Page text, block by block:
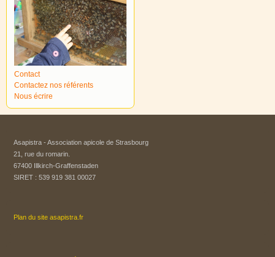
Contact
Contactez nos référents
Nous écrire
Asapistra - Association apicole de Strasbourg​
21, rue du romarin.
67400 Illkirch-Graffenstaden
SIRET : 539 919 381 00027
Plan du site asapistra.fr